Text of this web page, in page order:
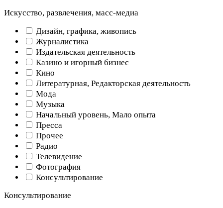
Искусство, развлечения, масс-медиа
Дизайн, графика, живопись
Журналистика
Издательская деятельность
Казино и игорный бизнес
Кино
Литературная, Редакторская деятельность
Мода
Музыка
Начальный уровень, Мало опыта
Пресса
Прочее
Радио
Телевидение
Фотография
Консультирование
Консультирование